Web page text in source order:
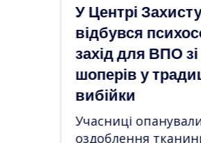
Бажання як
of Aid”
ВПО
Учасниці
бажань,